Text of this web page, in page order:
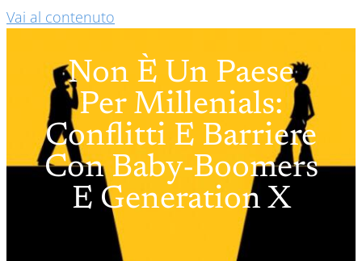
Vai al contenuto
Non È Un Paese
Per Millenials:
Conflitti E Barriere
Con Baby-Boomers
E Generation X